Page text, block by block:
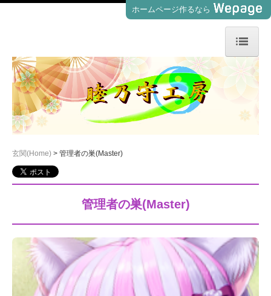
ホームページ作るなら
玄関(Home)
管理者の巣(Master)
展示室(Atelier)
利用規約(Guidline)
お問い合わせ(Contact)
玄関(Home) 管理者の巣(Master)
管理者の巣(Master)